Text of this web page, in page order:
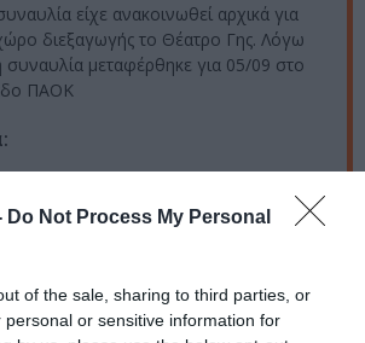
Do Not Process My Personal
of the sale, sharing to third parties, or
personal or sensitive information for
είχε ανακοινωθεί αρχικά για
διεξαγωγής το Θέατρο Γης. Λόγω
συναυλία μεταφέρθηκε για 05/09 στο
ΠΑΟΚ
Θεσσαλονίκη
φοιτητικό/ανέργων/ΑΜΕΑ: 14€,